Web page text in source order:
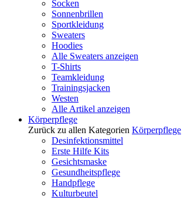
Socken
Sonnenbrillen
Sportkleidung
Sweaters
Hoodies
Alle Sweaters anzeigen
T-Shirts
Teamkleidung
Trainingsjacken
Westen
Alle Artikel anzeigen
Körperpflege
Zurück zu allen Kategorien Körperpflege
Desinfektionsmittel
Erste Hilfe Kits
Gesichtsmaske
Gesundheitspflege
Handpflege
Kulturbeutel